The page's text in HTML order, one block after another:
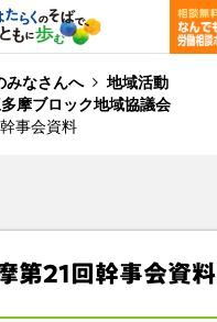
みなさんへ
地域活動
摩ブロック地域協議会
事会資料
第21回幹事会資料